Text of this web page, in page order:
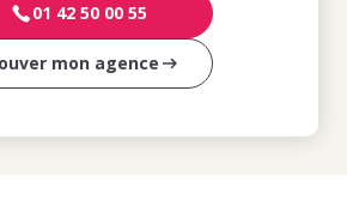
01 42 50 00 55
mon agence